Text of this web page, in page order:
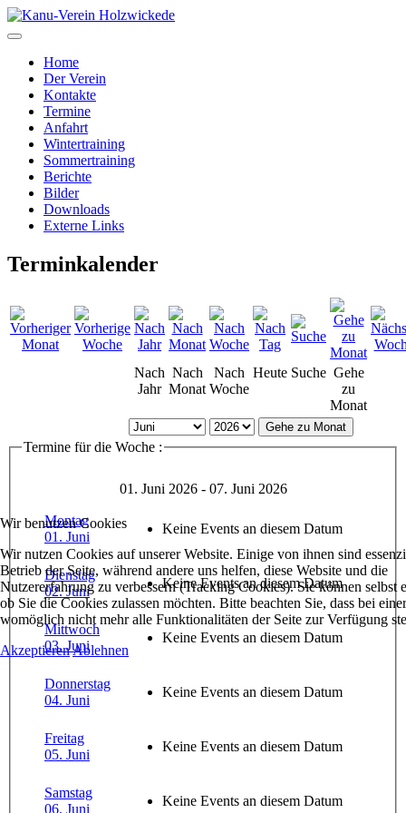
Home
Der Verein
Kontakte
Termine
Anfahrt
Wintertraining
Sommertraining
Berichte
Bilder
Downloads
Externe Links
Terminkalender
Nach
Jahr
Nach
Monat
Nach
Woche
Heute Suche Gehe
zu
Monat
Gehe zu Monat
Termine für die Woche :
01. Juni 2026 - 07. Juni 2026
Montag
01. Juni
Keine Events an diesem Datum
Dienstag
02. Juni
Keine Events an diesem Datum
Mittwoch
03. Juni
Keine Events an diesem Datum
Donnerstag
04. Juni
Keine Events an diesem Datum
Freitag
05. Juni
Keine Events an diesem Datum
Samstag
06. Juni
Keine Events an diesem Datum
Wir benutzen Cookies
Wir nutzen Cookies auf unserer Website. Einige von ihnen sind
Betrieb der Seite, während andere uns helfen, diese Website und die
Nutzererfahrung zu verbessern (Tracking Cookies). Sie können selbst
ob Sie die Cookies zulassen möchten. Bitte beachten Sie, dass bei
womöglich nicht mehr alle Funktionalitäten der Seite zur Verfügung
AkzeptierenAblehnen